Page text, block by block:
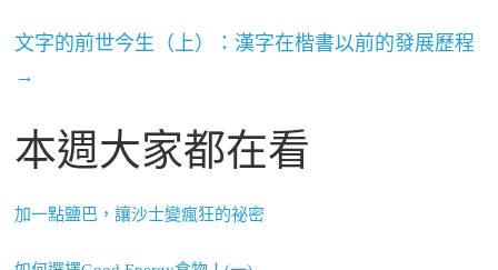
文字的前世今生（上）：漢字在楷書以前的發展歷程
→
本週大家都在看
加一點鹽巴，讓沙士變瘋狂的祕密